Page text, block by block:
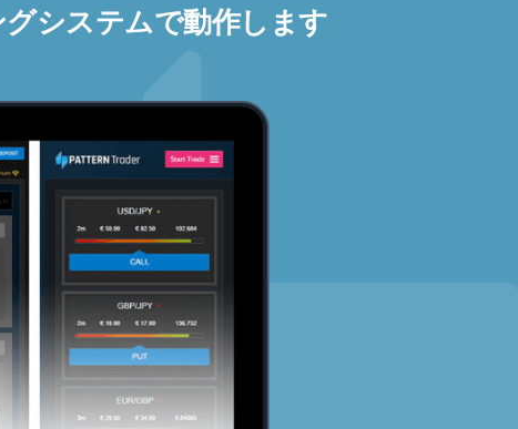
システムで動作します